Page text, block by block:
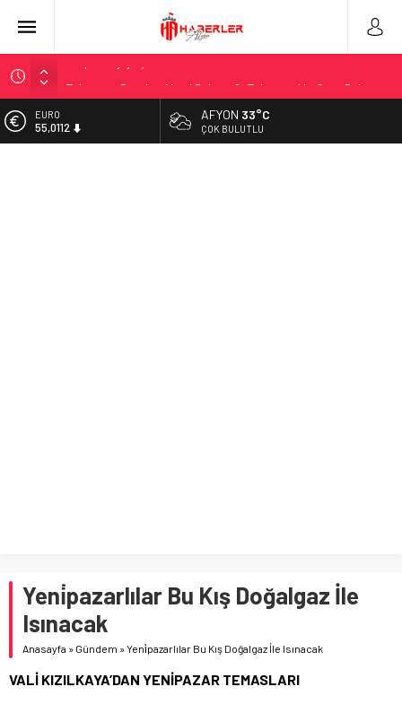
2026 Ahşap Bahçe Dekorasyonu Trendleri: Doğal ve Modern
ALTIN
6.519,97
AFYON 33°C
ÇOK BULUTLU
Yeni̇pazarlılar Bu Kış Doğalgaz İle
Isınacak
Anasayfa » Gündem »Yeni̇pazarlılar Bu Kış Doğalgaz İle Isınacak
VALİ KIZILKAYA’DAN YENİPAZAR TEMASLARI